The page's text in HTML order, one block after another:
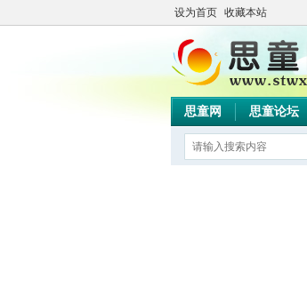
设为首页 收藏本站
思童网 思童论坛